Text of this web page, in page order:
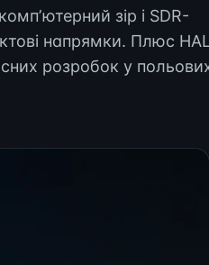
зір і SDR-
напрямки. Плюс
розробок у